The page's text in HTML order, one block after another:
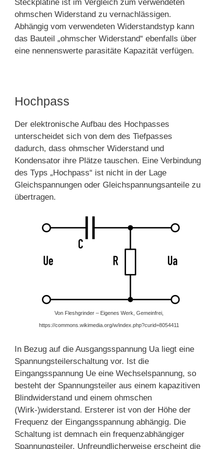
Steckplatine ist im Vergleich zum verwendeten
ohmschen Widerstand zu vernachlässigen.
Abhängig vom verwendeten Widerstandstyp kann
das Bauteil „ohmscher Widerstand“ ebenfalls über
eine nennenswerte parasitäte Kapazität verfügen.
Hochpass
Der elektronische Aufbau des Hochpasses
unterscheidet sich von dem des Tiefpasses
dadurch, dass ohmscher Widerstand und
Kondensator ihre Plätze tauschen. Eine Verbindung
des Typs „Hochpass“ ist nicht in der Lage
Gleichspannungen oder Gleichspannungsanteile zu
übertragen.
Von Fleshgrinder – Eigenes Werk, Gemeinfrei,
https://commons.wikimedia.org/w/index.php?curid=8054411
In Bezug auf die Ausgangsspannung Ua liegt eine
Spannungsteilerschaltung vor. Ist die
Eingangsspannung Ue eine Wechselspannung, so
besteht der Spannungsteiler aus einem kapazitiven
Blindwiderstand und einem ohmschen
(Wirk-)widerstand. Ersterer ist von der Höhe der
Frequenz der Eingangsspannung abhängig. Die
Schaltung ist demnach ein frequenzabhängiger
Spannungsteiler. Unfreundlicherweise erscheint die